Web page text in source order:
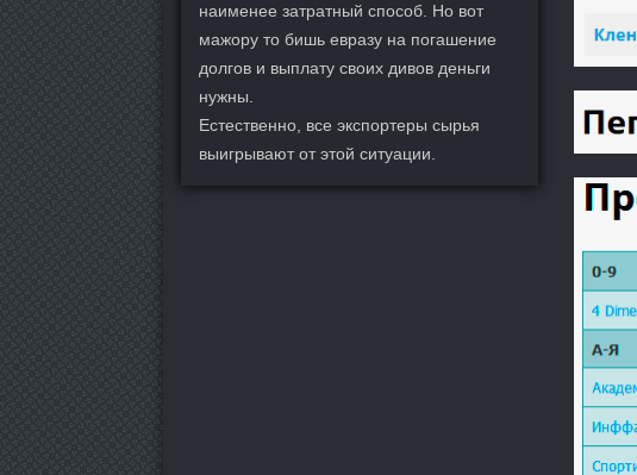
наименее затратный способ. Но вот
мажору то бишь евразу на погашение
долгов и выплату своих дивов деньги
нужны.
Естественно, все экспортеры сырья
выигрывают от этой ситуации.